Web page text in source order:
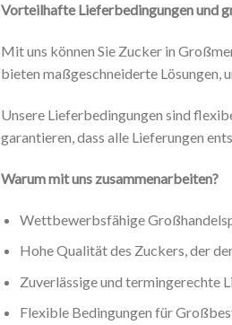
Vorteilhafte Lieferbedingungen und
Mit uns können Sie Zucker in
bieten maßgeschneiderte Lösungen,
Unsere Lieferbedingungen sind
garantieren, dass alle Lieferungen
Warum mit uns zusammenarbeiten?
Wettbewerbsfähige
Hohe Qualität des Zuckers, der
Zuverlässige und termingerechte
Flexible Bedingungen für